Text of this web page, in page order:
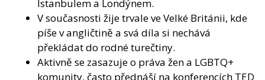
Istanbulem a Londýnem.
V současnosti žije trvale ve Velké Británii, kde
píše v angličtině a svá díla si nechává
překládat do rodné turečtiny.
Aktivně se zasazuje o práva žen a LGBTQ+
komunity, často přednáší na konferencích TED